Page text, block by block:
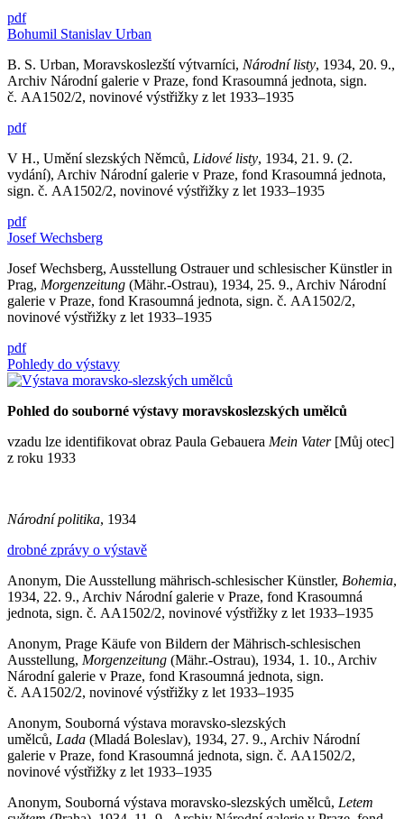
pdf
Bohumil Stanislav Urban
B. S. Urban, Moravskoslezští výtvarníci, Národní listy, 1934, 20. 9.,
Archiv Národní galerie v Praze, fond Krasoumná jednota, sign.
č. AA1502/2, novinové výstřižky z let 1933–1935
pdf
V H., Umění slezských Němců, Lidové listy, 1934, 21. 9. (2.
vydání), Archiv Národní galerie v Praze, fond Krasoumná jednota,
sign. č. AA1502/2, novinové výstřižky z let 1933–1935
pdf
Josef Wechsberg
Josef Wechsberg, Ausstellung Ostrauer und schlesischer Künstler in
Prag, Morgenzeitung (Mähr.-Ostrau), 1934, 25. 9., Archiv Národní
galerie v Praze, fond Krasoumná jednota, sign. č. AA1502/2,
novinové výstřižky z let 1933–1935
pdf
Pohledy do výstavy
Pohled do souborné výstavy moravskoslezských umělců
vzadu lze identifikovat obraz Paula Gebauera Mein Vater [Můj otec]
z roku 1933
Národní politika, 1934
drobné zprávy o výstavě
Anonym, Die Ausstellung mährisch-schlesischer Künstler, Bohemia,
1934, 22. 9., Archiv Národní galerie v Praze, fond Krasoumná
jednota, sign. č. AA1502/2, novinové výstřižky z let 1933–1935
Anonym, Prage Käufe von Bildern der Mährisch-schlesischen
Ausstellung, Morgenzeitung (Mähr.-Ostrau), 1934, 1. 10., Archiv
Národní galerie v Praze, fond Krasoumná jednota, sign.
č. AA1502/2, novinové výstřižky z let 1933–1935
Anonym, Souborná výstava moravsko-slezských
umělců, Lada (Mladá Boleslav), 1934, 27. 9., Archiv Národní
galerie v Praze, fond Krasoumná jednota, sign. č. AA1502/2,
novinové výstřižky z let 1933–1935
Anonym, Souborná výstava moravsko-slezských umělců, Letem